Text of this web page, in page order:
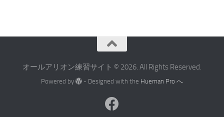
オールアリオン練習サイト © 2026. All Rights Reserved.
Powered by - Designed with the Hueman Pro へ